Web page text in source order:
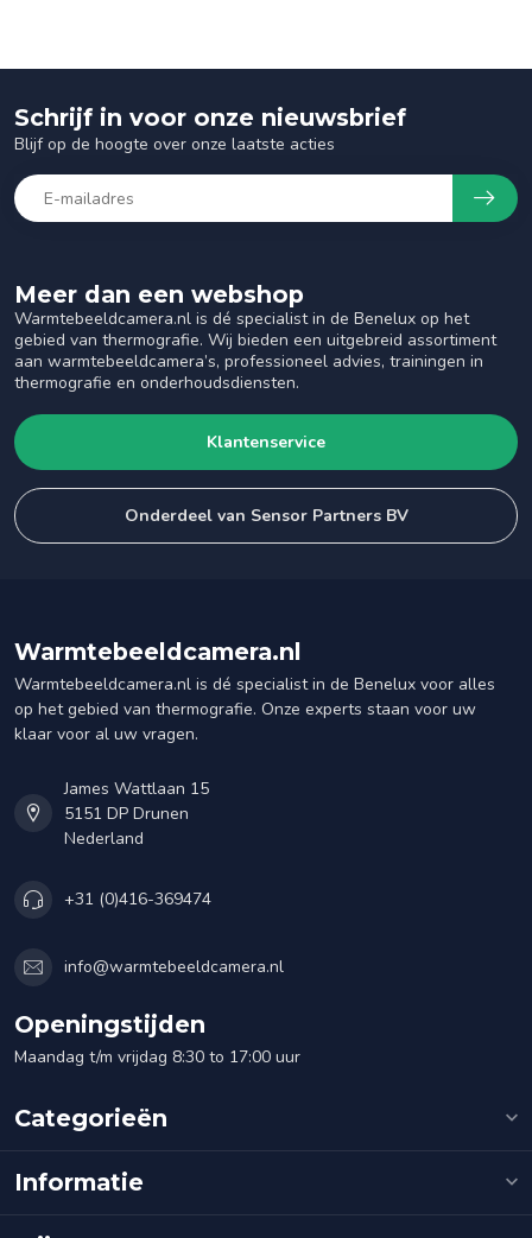
Meer dan een webshop
Warmtebeeldcamera.nl is dé specialist in de Benelux op het
gebied van thermografie. Wij bieden een uitgebreid assortiment
aan warmtebeeldcamera’s, professioneel advies, trainingen in
thermografie en onderhoudsdiensten.
Klantenservice
Onderdeel van Sensor Partners BV
Schrijf in voor onze nieuwsbrief
Blijf op de hoogte over onze laatste acties
Warmtebeeldcamera.nl
Warmtebeeldcamera.nl is dé specialist in de Benelux voor alles
op het gebied van thermografie. Onze experts staan voor uw
klaar voor al uw vragen.
James Wattlaan 15
5151 DP Drunen
Nederland
+31 (0)416-369474
info@warmtebeeldcamera.nl
Openingstijden
Maandag t/m vrijdag 8:30 to 17:00 uur
Categorieën
Informatie